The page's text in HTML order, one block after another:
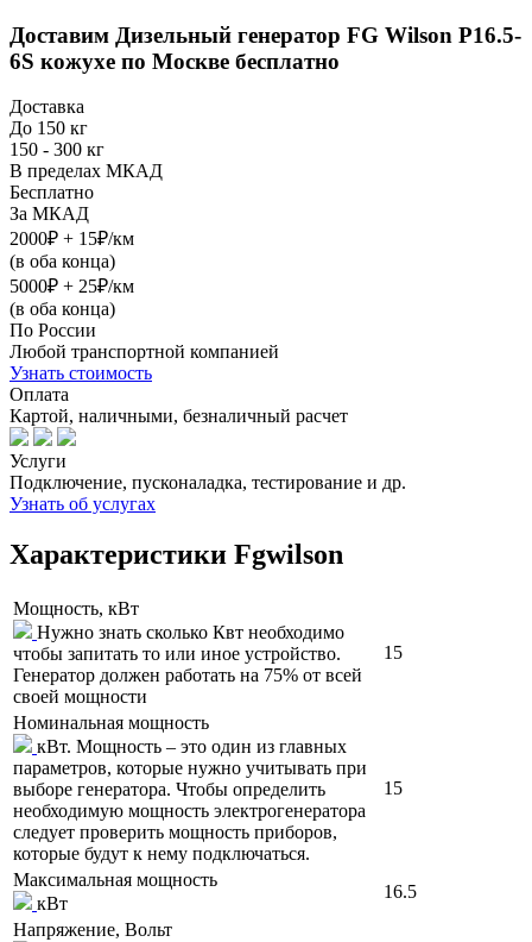
Доставим Дизельный генератор FG Wilson P16.5-
6S кожухе по Москве бесплатно
Доставка
До 150 кг
150 - 300 кг
В пределах МКАД
Бесплатно
За МКАД
2000₽ + 15₽/км
(в оба конца)
5000₽ + 25₽/км
(в оба конца)
По России
Любой транспортной компанией
Узнать стоимость
Оплата
Картой, наличными, безналичный расчет
Услуги
Подключение, пусконаладка, тестирование и др.
Узнать об услугах
Характеристики Fgwilson
Мощность, кВт
Нужно знать сколько Квт необходимо
чтобы запитать то или иное устройство.
Генератор должен работать на 75% от всей
своей мощности
15
Номинальная мощность
кВт. Мощность – это один из главных
параметров, которые нужно учитывать при
выборе генератора. Чтобы определить
необходимую мощность электрогенератора
следует проверить мощность приборов,
которые будут к нему подключаться.
15
Максимальная мощность
кВт
16.5
Напряжение, Вольт